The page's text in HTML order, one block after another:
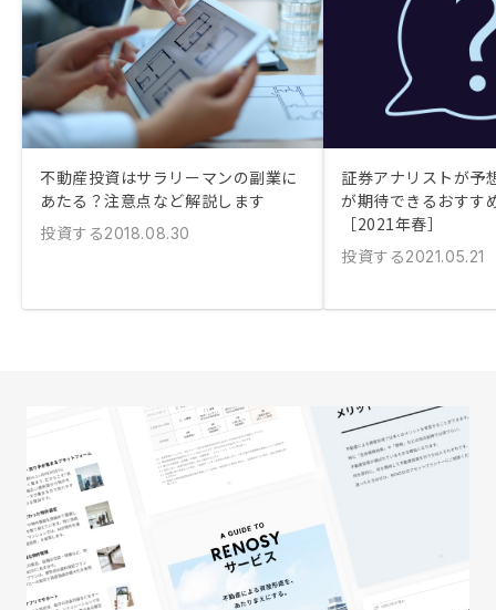
不動産投資はサラリーマンの副業に
あたる？注意点など解説します
投資する2018.08.30
証券アナリストが予
が期待できるおすす
［2021年春］
投資する2021.05.21